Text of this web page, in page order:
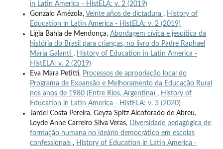
in Latin America - HistELA: v. 2 (2019)
Gonzalo Amézola, Veinte años de dictadura , History of
Education in Latin America - HistELA: v. 2 (2019)
Ligia Bahia de Mendonça, Abordagem cívica e jesuítica da
história do Brasil para crianças, no livro do Padre Raphael
Maria Galanti , History of Education in Latin America -
HistELA: v. 2 (2019)
Eva Mara Petitti, Processos de apropriação local do
Programa de Expansão e Melhoramento da Educação Rural
nos anos de 1980 (Entre Rios, Argentina) , History of
Education in Latin America - HistELA: v. 3 (2020)
Jardel Costa Pereira, Geyza Spitz Alcoforado de Abreu,
Loyde Anne Carreiro Silva Veras, Diversidade pedagógica de
formação humana no ideário democrático em escolas
confessionais , History of Education in Latin America -